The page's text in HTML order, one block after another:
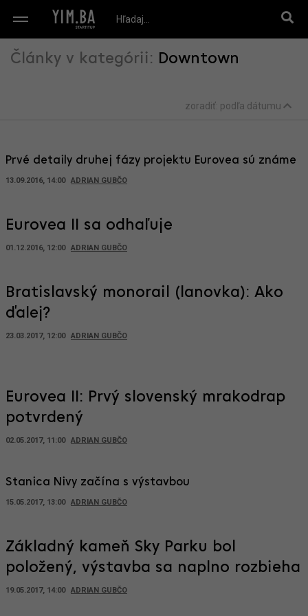
Články v kategórii: Downtown
zoradiť: podľa dátumu
Prvé detaily druhej fázy projektu Eurovea sú známe
13.09.2016, 14:00 ADRIAN GUBČO
Eurovea II sa odhaľuje
01.12.2016, 12:00 ADRIAN GUBČO
Bratislavský monorail (lanovka): Ako
ďalej?
23.03.2017, 12:00 ADRIAN GUBČO
Eurovea II: Prvý slovenský mrakodrap
potvrdený
02.05.2017, 11:00 ADRIAN GUBČO
Stanica Nivy začína s výstavbou
15.05.2017, 13:00 ADRIAN GUBČO
Základný kameň Sky Parku bol
položený, výstavba sa naplno rozbieha
19.05.2017, 14:00 ADRIAN GUBČO